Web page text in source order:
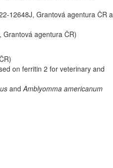
12648J, Grantová agentura ČR a
Grantová agentura ČR)
on ferritin 2 for veterinary and
and Amblyomma americanum